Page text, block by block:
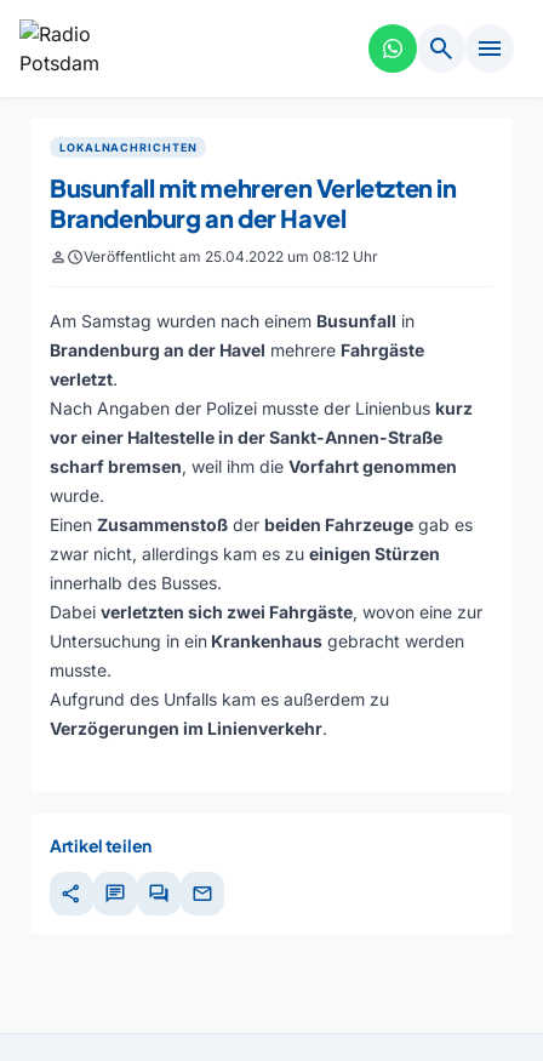
search menu
LOKALNACHRICHTEN
Busunfall mit mehreren Verletzten in
Brandenburg an der Havel
personscheduleVeröffentlicht am 25.04.2022 um 08:12 Uhr
Am Samstag wurden nach einem Busunfall in
Brandenburg an der Havel mehrere Fahrgäste
verletzt.
Nach Angaben der Polizei musste der Linienbus kurz
vor einer Haltestelle in der Sankt-Annen-Straße
scharf bremsen, weil ihm die Vorfahrt genommen
wurde.
Einen Zusammenstoß der beiden Fahrzeuge gab es
zwar nicht, allerdings kam es zu einigen Stürzen
innerhalb des Busses.
Dabei verletzten sich zwei Fahrgäste, wovon eine zur
Untersuchung in ein Krankenhaus gebracht werden
musste.
Aufgrund des Unfalls kam es außerdem zu
Verzögerungen im Linienverkehr.
Artikel teilen
share chat forum mail